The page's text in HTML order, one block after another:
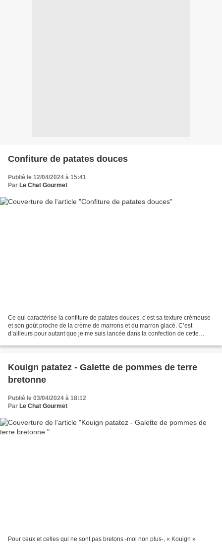
Confiture de patates douces
Publié le 12/04/2024 à 15:41
Par Le Chat Gourmet
Ce qui caractérise la confiture de patates douces, c’est sa texture crémeuse
et son goût proche de la crème de marrons et du marron glacé. C’est
d’ailleurs pour autant que je me suis lancée dans la confection de cette
Kouign patatez - Galette de pommes de terre
bretonne
Publié le 03/04/2024 à 18:12
Par Le Chat Gourmet
Pour ceux et celles qui ne sont pas bretons -moi non plus-, « Kouign »